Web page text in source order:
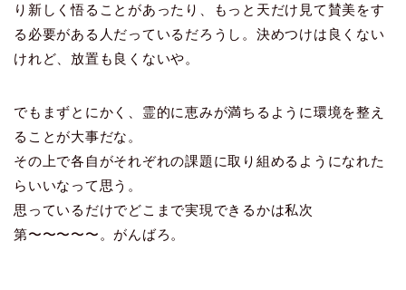
り新しく悟ることがあったり、もっと天だけ見て賛美をす
る必要がある人だっているだろうし。決めつけは良くない
けれど、放置も良くないや。
でもまずとにかく、霊的に恵みが満ちるように環境を整え
ることが大事だな。
その上で各自がそれぞれの課題に取り組めるようになれた
らいいなって思う。
思っているだけでどこまで実現できるかは私次
第〜〜〜〜〜。がんばろ。